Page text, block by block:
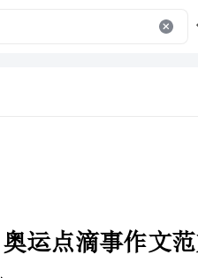
在我们的生活中没有什么比奥运会更能够激动人心的了，每当